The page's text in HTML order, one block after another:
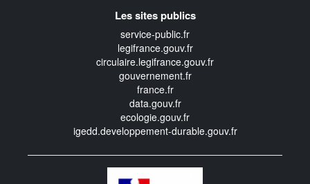
Les sites publics
service-public.fr
legifrance.gouv.fr
circulaire.legifrance.gouv.fr
gouvernement.fr
france.fr
data.gouv.fr
ecologie.gouv.fr
igedd.developpement-durable.gouv.fr